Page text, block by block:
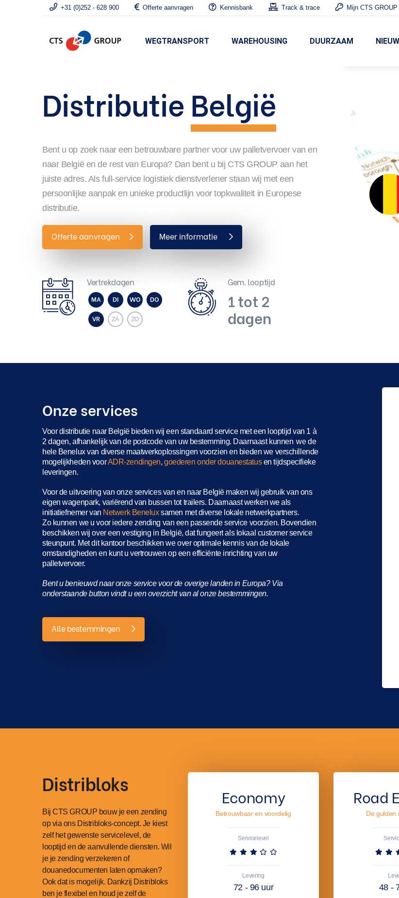
+31 (0)252 - 628 900 Offerte aanvragen Kennisbank Track & trace Mijn CTS GROUP
WEGTRANSPORT WAREHOUSING DUURZAAM
Distributie België
Bent u op zoek naar een betrouwbare partner voor uw palletvervoer van en
naar België en de rest van Europa? Dan bent u bij CTS GROUP aan het
juiste adres. Als full-service logistiek dienstverlener staan wij met een
persoonlijke aanpak en unieke productlijn voor topkwaliteit in Europese
distributie.
Offerte aanvragen Meer informatie
Vertrekdagen
MA DI WO DO
VR ZA ZO
Gem. looptijd
1 tot 2
dagen
Onze services
Voor distributie naar België bieden wij een standaard service met een looptijd van 1 à
2 dagen, afhankelijk van de postcode van uw bestemming. Daarnaast kunnen we de
hele Benelux van diverse maatwerkoplossingen voorzien en bieden we verschillende
mogelijkheden voorADR-zendingen,goederen onder douanestatusen tijdspecifieke
leveringen.
Voor de uitvoering van onze services van en naar België maken wij gebruik van ons
eigen wagenpark, variërend van bussen tot trailers. Daarnaast werken we als
initiatiefnemer van Netwerk Beneluxsamen met diverse lokale netwerkpartners.
Zo kunnen we u voor iedere zending van een passende service voorzien. Bovendien
beschikken wij over een vestiging in België, dat fungeert als lokaal customer service
steunpunt. Met dit kantoor beschikken we over optimale kennis van de lokale
omstandigheden en kunt u vertrouwen op een efficiënte inrichting van uw
palletvervoer.
Bent u benieuwd naar onze service voor de overige landen in Europa? Via
onderstaande button vindt u een overzicht van al onze bestemmingen.
Alle bestemmingen
Distribloks
Bij CTS GROUP bouw je een zending
op via ons Distribloks-concept. Je kiest
zelf het gewenste servicelevel, de
looptijd en de aanvullende diensten. Wil
je je zending verzekeren of
douanedocumenten laten opmaken?
Ook dat is mogelijk. Dankzij Distribloks
ben je flexibel en houd je zelf de
Economy
Betrouwbaar en voordelig
Servicelevel
Levering
72 - 96 uur
Road
De gulden
48 -